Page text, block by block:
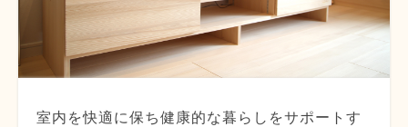
室内を快適に保ち健康的な暮らしをサポートす